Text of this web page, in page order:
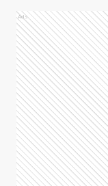
Ads